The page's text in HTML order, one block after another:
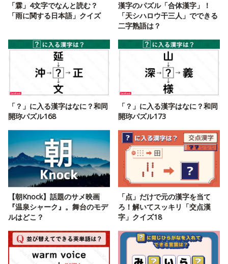
「霖」4文字でなんと読む？
「雨に関する日本語」クイズ
漢字のパズル「合体漢字」！
「天シハロウ干三人」でできる
二字熟語は？
「？」に入る漢字はなに？和同
開珎パズル168
「？」に入る漢字はなに？和同
開珎パズル173
【朝Knock】話題のサメ映画
『温泉シャーク』。舞台のモデ
ルはどこ？
「点」だけで元の漢字を当て
ろ！解いてスッキリ「交点漢
字」クイズ18